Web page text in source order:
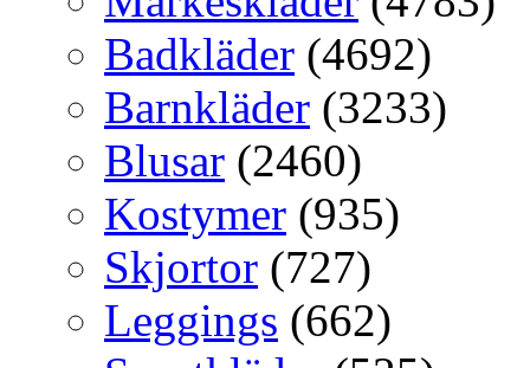
Badkläder (4692)
Barnkläder (3233)
Blusar (2460)
Kostymer (935)
Skjortor (727)
Leggings (662)